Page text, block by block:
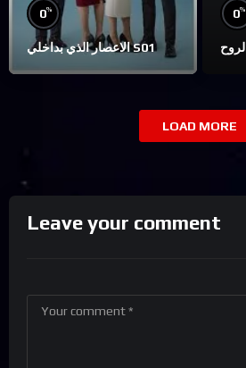
0%
الاعصار الذي بداخلي S01
0%
LOAD MORE
Leave your comment